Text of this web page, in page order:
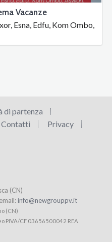
Vacanze
Esna, Edfu, Kom Ombo,
di partenza
Contatti
Privacy
(CN)
info@newgrouppv.it
(CN)
PIVA/CF 03656500042 REA